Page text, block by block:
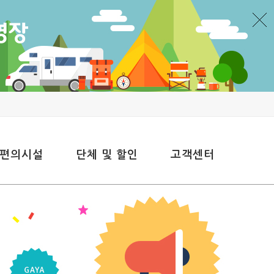
의시설 단체 및 할인 고객센터